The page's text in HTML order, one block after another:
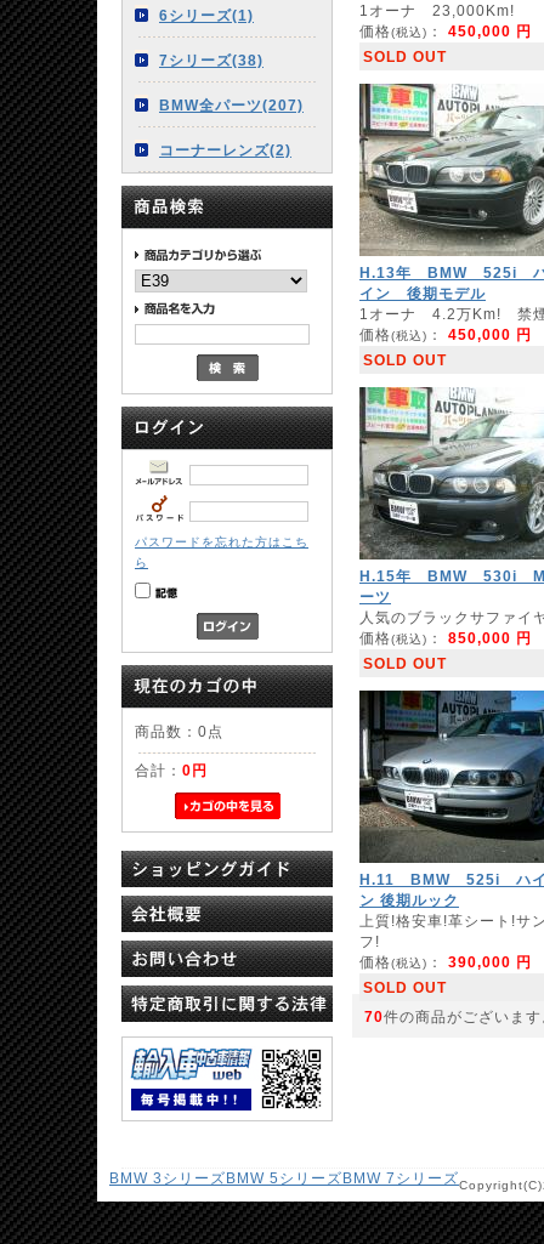
6シリーズ(1)
7シリーズ(38)
BMW全パーツ(207)
コーナーレンズ(2)
パスワードを忘れた方はこち
ら
商品数：0点
合計： 0円
1オーナ 23,000Km!
価格(税込) ： 450,000 円
SOLD OUT
H.13年 BMW 525i
イン 後期モデル
1オーナ 4.2万Km! 禁
価格(税込) ： 450,000 円
SOLD OUT
H.15年 BMW 530i M
ーツ
人気のブラックサファイ
価格(税込) ： 850,000 円
SOLD OUT
H.11 BMW 525i ハイ
ン 後期ルック
上質!格安車!革シート!サ
フ!
価格(税込) ： 390,000 円
SOLD OUT
70件の商品がございます
BMW 3シリーズBMW 5シリーズBMW 7シリーズ